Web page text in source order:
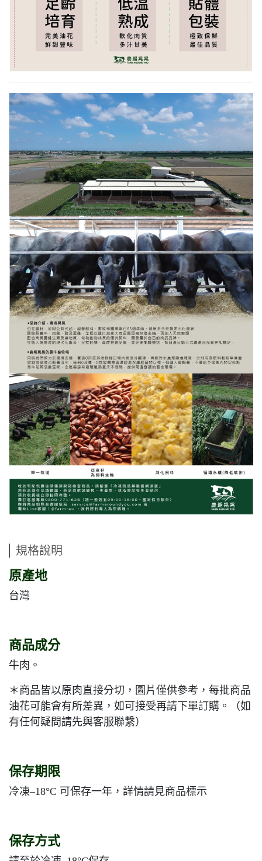
規格說明
原產地
台灣
商品成分
牛肉。
＊商品皆以原肉直接分切，圖片僅供參考，每批商品
油花可能會有所差異，如可接受再請下單訂購。（如
有任何疑問請先與客服聯繫）
保存期限
冷凍–18°C 可保存一年，詳情請見商品標示
保存方式